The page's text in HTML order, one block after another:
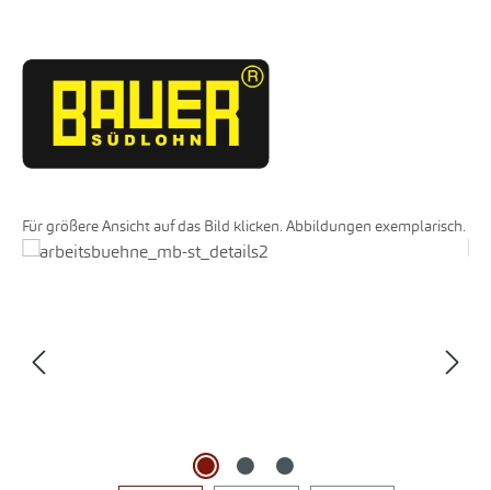
Für größere Ansicht auf das Bild klicken. Abbildungen exemplarisch.
Bildergalerie überspringen